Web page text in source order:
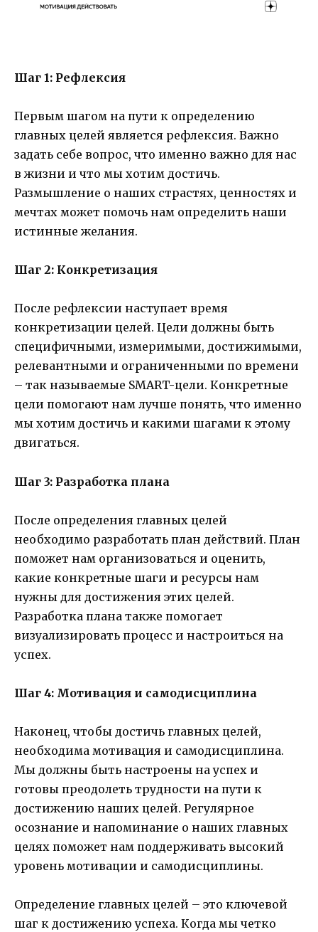
Шаг 1: Рефлексия
Первым шагом на пути к определению
главных целей является рефлексия. Важно
задать себе вопрос, что именно важно для нас
в жизни и что мы хотим достичь.
Размышление о наших страстях, ценностях и
мечтах может помочь нам определить наши
истинные желания.
Шаг 2: Конкретизация
После рефлексии наступает время
конкретизации целей. Цели должны быть
специфичными, измеримыми, достижимыми,
релевантными и ограниченными по времени
– так называемые SMART-цели. Конкретные
цели помогают нам лучше понять, что именно
мы хотим достичь и какими шагами к этому
двигаться.
Шаг 3: Разработка плана
После определения главных целей
необходимо разработать план действий. План
поможет нам организоваться и оценить,
какие конкретные шаги и ресурсы нам
нужны для достижения этих целей.
Разработка плана также помогает
визуализировать процесс и настроиться на
успех.
Шаг 4: Мотивация и самодисциплина
Наконец, чтобы достичь главных целей,
необходима мотивация и самодисциплина.
Мы должны быть настроены на успех и
готовы преодолеть трудности на пути к
достижению наших целей. Регулярное
осознание и напоминание о наших главных
целях поможет нам поддерживать высокий
уровень мотивации и самодисциплины.
Определение главных целей – это ключевой
шаг к достижению успеха. Когда мы четко